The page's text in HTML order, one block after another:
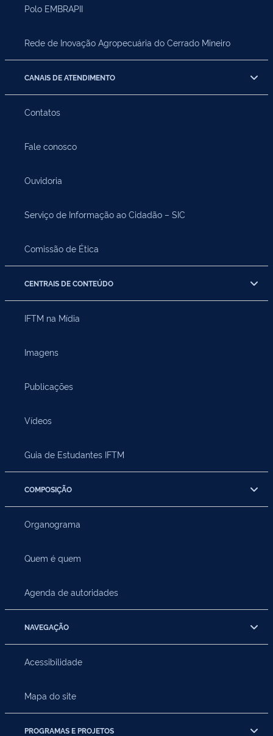
Polo EMBRAPII
Rede de Inovação Agropecuária do Cerrado Mineiro
CANAIS DE ATENDIMENTO
Contatos
Fale conosco
Ouvidoria
Serviço de Informação ao Cidadão – SIC
Comissão de Ética
CENTRAIS DE CONTEÚDO
IFTM na Mídia
Imagens
Publicações
Vídeos
Guia de Estudantes IFTM
COMPOSIÇÃO
Organograma
Quem é quem
Agenda de autoridades
NAVEGAÇÃO
Acessibilidade
Mapa do site
PROGRAMAS E PROJETOS